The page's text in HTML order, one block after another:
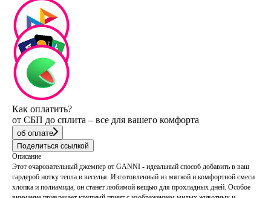
Как оплатить?
от СБП до сплита – все для вашего комфорта
об оплате
Поделиться ссылкой
Описание
Этот очаровательный джемпер от GANNI - идеальный способ добавить в ваш
гардероб нотку тепла и веселья. Изготовленный из мягкой и комфортной смеси
хлопка и полиамида, он станет любимой вещью для прохладных дней. Особое